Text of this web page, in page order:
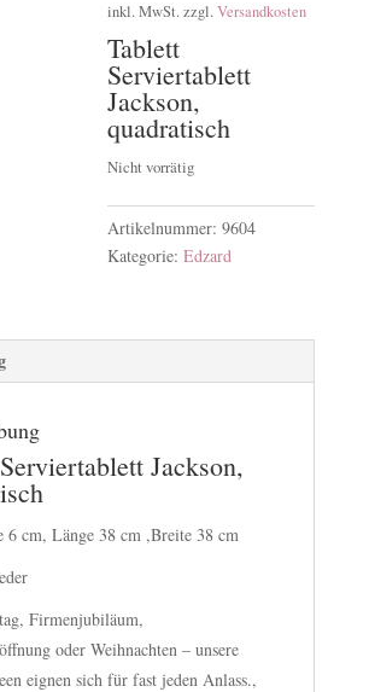
inkl. MwSt. zzgl.Versandkosten
Tablett
Serviertablett
Jackson,
quadratisch
Nicht vorrätig
Artikelnummer:9604
Kategorie:Edzard
Jackson,
6 cm, Länge 38 cm ,Breite 38 cm
Firmenjubiläum,
oder Weihnachten – unsere
eignen sich für fast jeden Anlass.,